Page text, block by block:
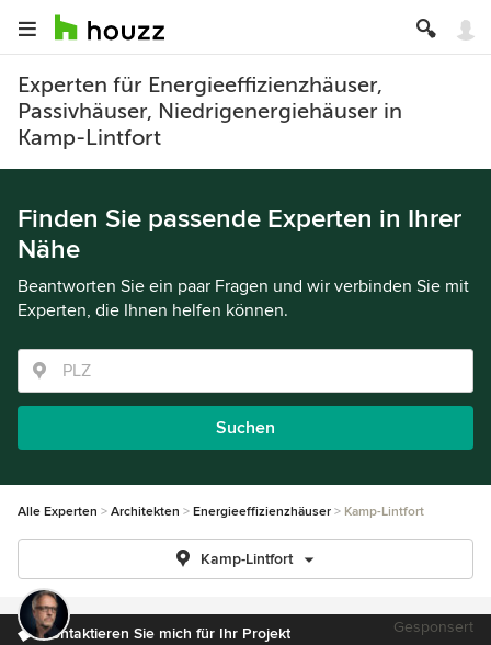
Experten für Energieeffizienzhäuser,
Passivhäuser, Niedrigenergiehäuser in
Kamp-Lintfort
Finden Sie passende Experten in Ihrer
Nähe
Beantworten Sie ein paar Fragen und wir verbinden Sie mit
Experten, die Ihnen helfen können.
Suchen
Alle Experten Architekten Energieeffizienzhäuser Kamp-Lintfort
Kamp-Lintfort
Kontaktieren Sie mich für Ihr Projekt Gesponsert